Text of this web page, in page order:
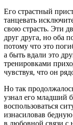
Его страстный
танцевать
свою страсть. Эти
друг друга, но оба
потому что это
а быть вдали это
тренировками
чувствуя, что он
Но так
узнал его младший
воспользоваться
изнасиловав